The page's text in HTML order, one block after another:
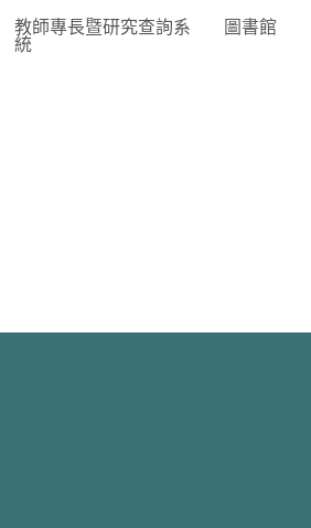
教師專長暨研究查詢系
統
圖書館